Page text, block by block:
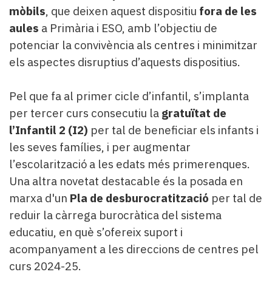
mòbils, que deixen aquest dispositiu fora de les
aules a Primària i ESO, amb l’objectiu de
potenciar la convivència als centres i minimitzar
els aspectes disruptius d’aquests dispositius.​
Pel que fa al primer cicle d’infantil, s’implanta
per tercer curs consecutiu la gratuïtat de
l’Infantil 2 (I2) per tal de beneficiar els infants i
les seves famílies, i per augmentar
l’escolarització a les edats més primerenques.
Una altra novetat destacable és la posada en
marxa d'un Pla de desburocratització per tal de
reduir la càrrega burocràtica del sistema
educatiu, en què s’ofereix suport i
acompanyament a les direccions de centres pel
curs 2024-25.